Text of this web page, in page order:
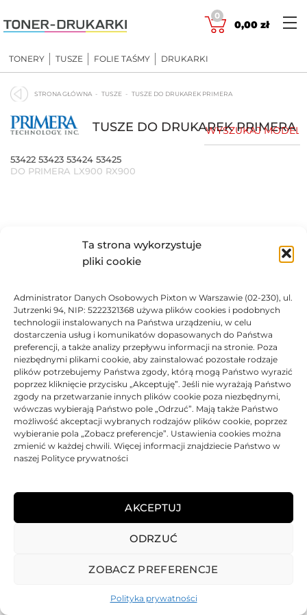
Ta strona wykorzystuje
pliki cookie
Administrator Danych Osobowych Pixton w Warszawie (02-230), ul.
Jutrzenki 94, NIP: 5222321368 używa plików cookies i podobnych
technologii instalowanych na Państwa urządzeniu, w celu
dostarczenia usług i komunikatów dopasowanych do Państwa
preferencji, a także analizy przepływu informacji na stronie. Poza
niezbędnymi plikami cookie, aby zainstalować pozostałe rodzaje
plików potrzebujemy Państwa zgody, którą mogą Państwo wyrazić
poprzez kliknięcie przycisku „Akceptuję”. Jeśli nie wyrażają Państwo
zgody na przetwarzanie innych plików cookie poza niezbędnymi,
wówczas wybierają Państwo pole „Odrzuć”. Mają także Państwo
możliwość akceptacji wybranych rodzajów plików cookie, poprzez
wybieranie pola „Zobacz preferencje”. Ustawienia cookies można
zmienić w każdej chwili. Więcej informacji znajdziecie Państwo w
naszej Polityce prywatności
AKCEPTUJ
ODRZUĆ
ZOBACZ PREFERENCJE
Polityka prywatności
to
content
0
0,00 zł
TONERY TUSZE FOLIE TAŚMY DRUKARKI
STRONA GŁÓWNA TUSZE TUSZE DO DRUKAREK PRIMERA
TUSZE DO DRUKAREK PRIMERA
53422 53423 53424 53425
DO PRIMERA LX900 RX900
ALL RIGHTS RESERVED. WEBSITE PROTECTED